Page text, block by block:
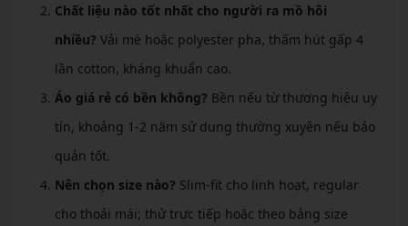
Chất liệu nào tốt nhất cho người ra mồ hôi
nhiều? Vải mè hoặc polyester pha, thấm hút gấp 4
lần cotton, kháng khuẩn cao.
Áo giá rẻ có bền không? Bền nếu từ thương hiệu uy
tín, khoảng 1-2 năm sử dụng thường xuyên nếu bảo
quản tốt.
Nên chọn size nào? Slim-fit cho linh hoạt, regular
cho thoải mái; thử trực tiếp hoặc theo bảng size